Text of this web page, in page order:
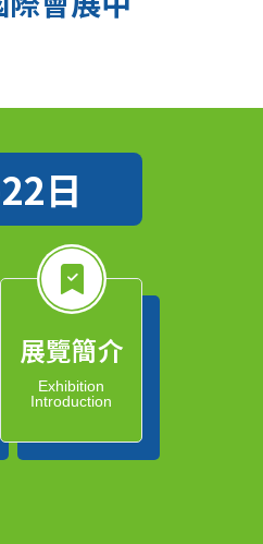
日
展覽簡介
Exhibition
Introduction